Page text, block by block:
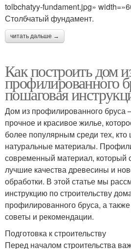
tolbchatyy-fundament.jpg»
Столбчатый фундамент.
читать дальше →
Как построить дом
профилированного
пошаговая
Дом из профилированного бруса
прочное и красивое жилье,
более популярным среди тех, кто
натуральные материалы.
современный материал, который
лучшие качества древесины и
обработки. В этой статье мы
инструкцию по строительству
профилированного бруса, а
советы и рекомендации.
Подготовка к строительству
Перед началом строительства